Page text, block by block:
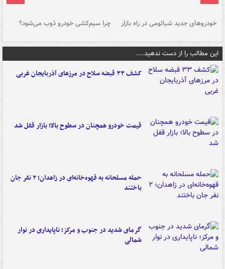
خودروهای جدید شیائومی در راه بازار چرا سیم‌کشی خودرو ذوب می‌شود؟
این مطالب را از دست ندهید....
کشف ۳۳ قبضه سلاح در مرزهای آذربایجان غربی
قیمت خودرو همچنان در سطوح بالا؛ بازار قفل شد
حمله مسلحانه به قهوه‌خانه‌ای در زاهدان؛ ۲ نفر جان
باختند
گرمای شدید در جنوب و مرکز؛ ناپایداری در نوار
شمالی